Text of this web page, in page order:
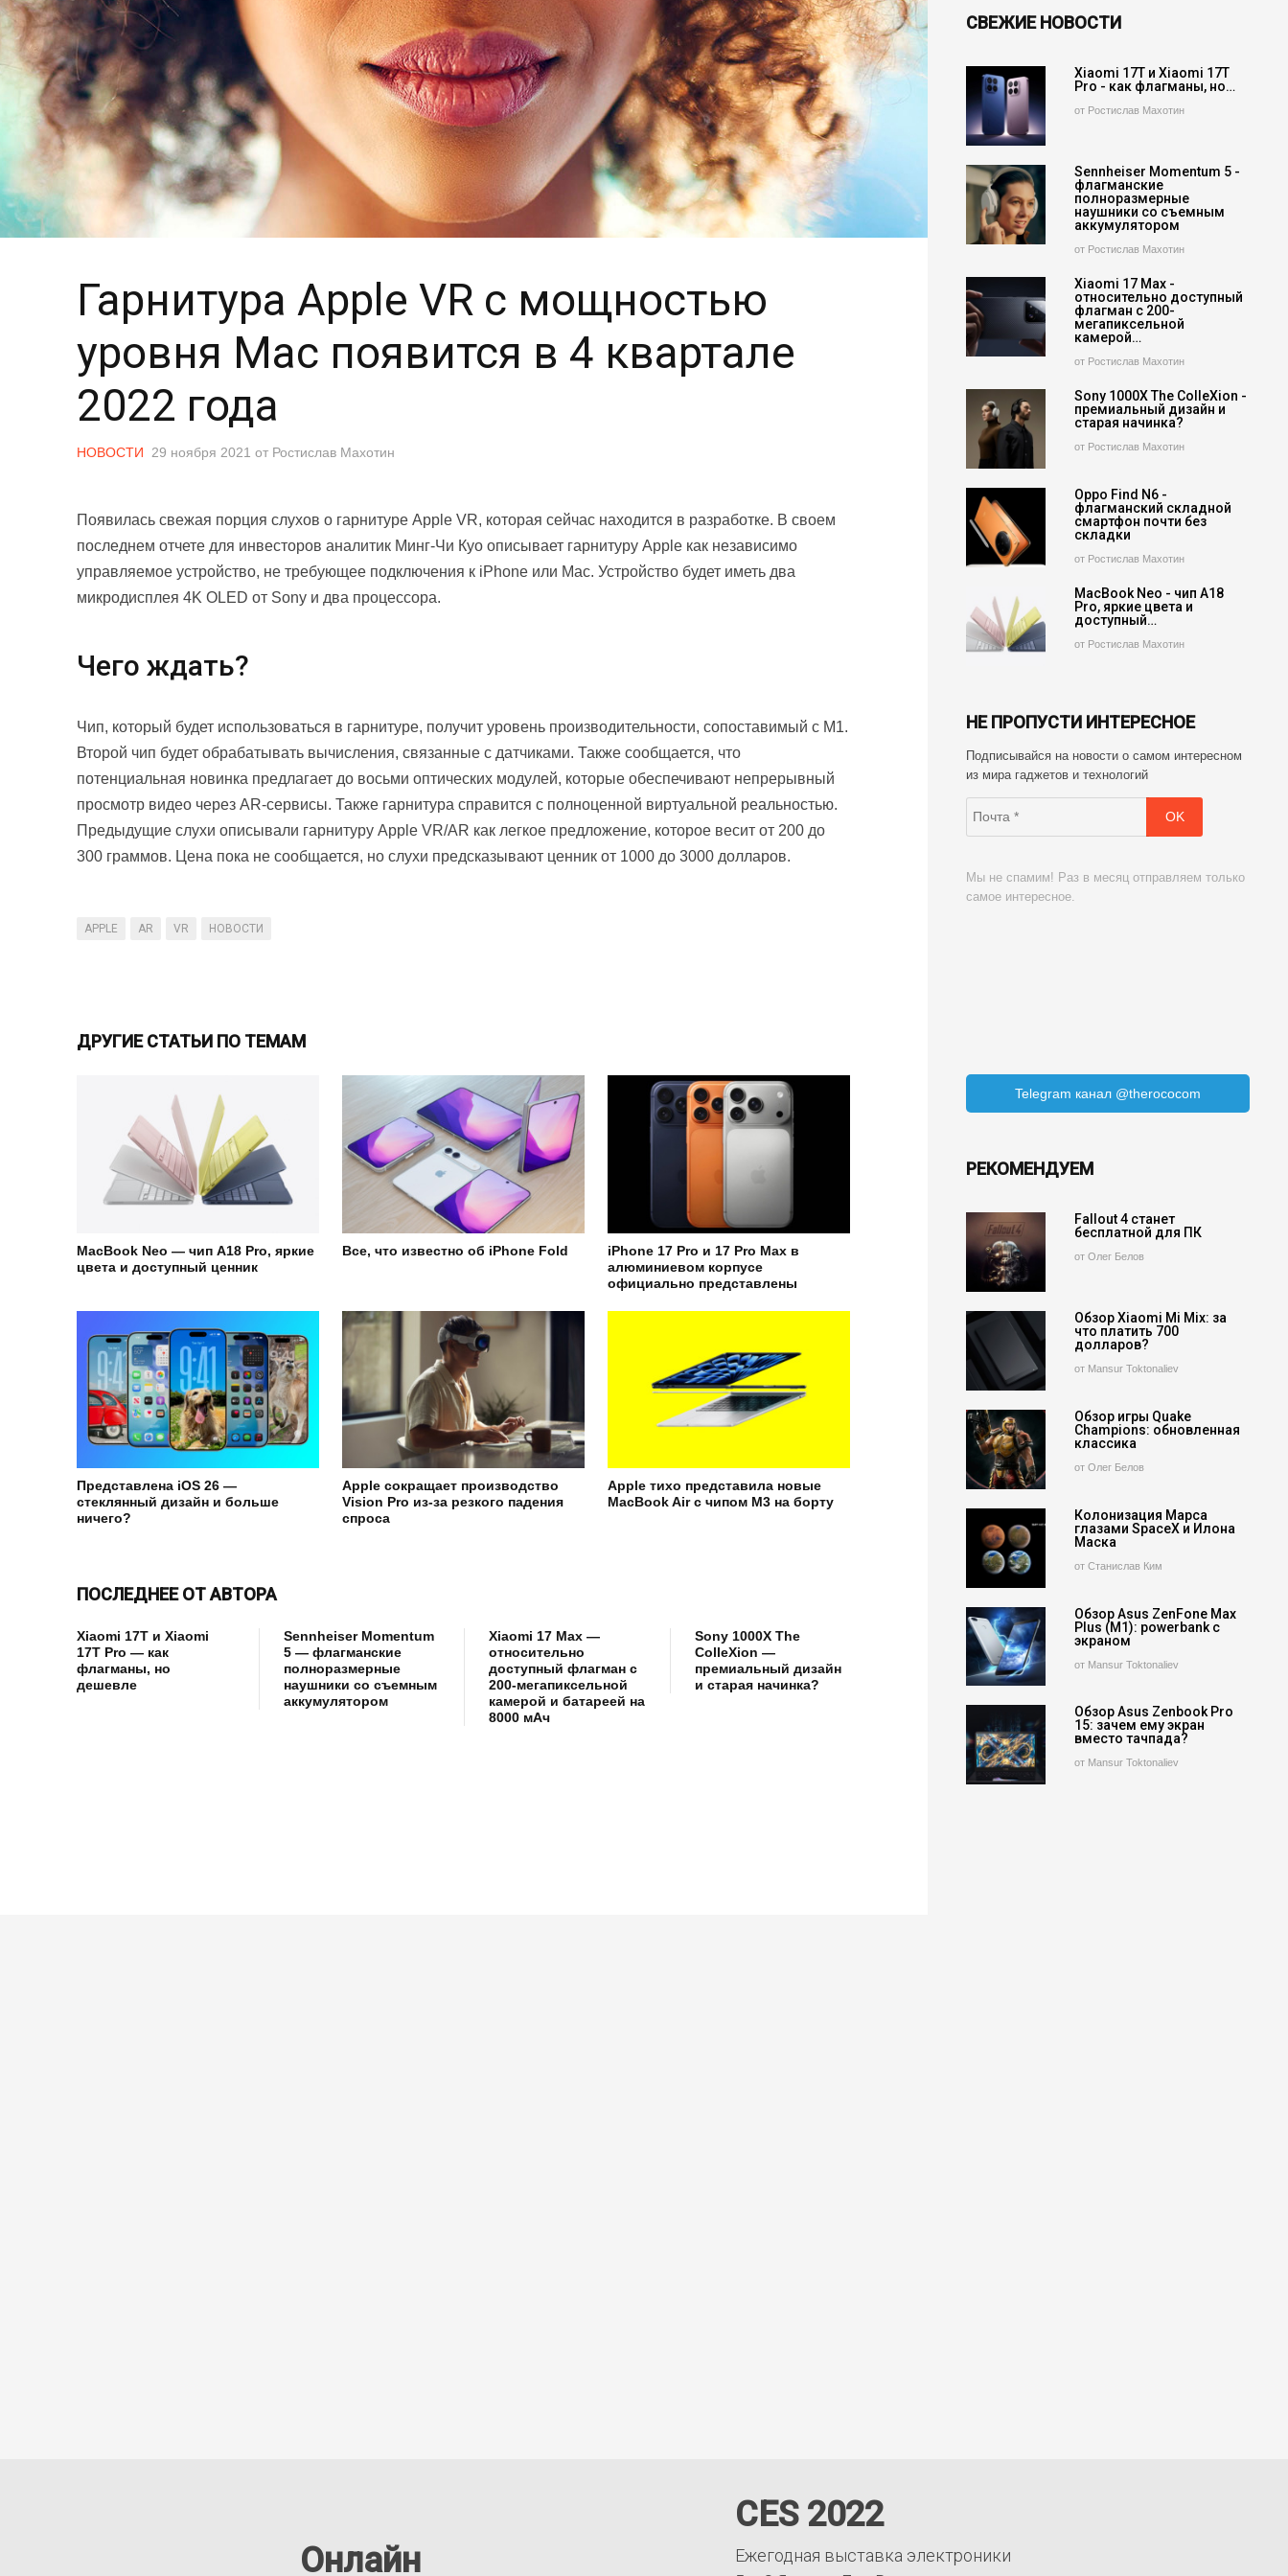
Гарнитура Apple VR с мощностью
уровня Mac появится в 4 квартале
2022 года
НОВОСТИ 29 ноября 2021 от Ростислав Махотин
Появилась свежая порция слухов о гарнитуре Apple VR, которая сейчас находится в разработке. В своем
последнем отчете для инвесторов аналитик Минг-Чи Куо описывает гарнитуру Apple как независимо
управляемое устройство, не требующее подключения к iPhone или Mac. Устройство будет иметь два
микродисплея 4K OLED от Sony и два процессора.
Чего ждать?
Чип, который будет использоваться в гарнитуре, получит уровень производительности, сопоставимый с M1.
Второй чип будет обрабатывать вычисления, связанные с датчиками. Также сообщается, что
потенциальная новинка предлагает до восьми оптических модулей, которые обеспечивают непрерывный
просмотр видео через AR-сервисы. Также гарнитура справится с полноценной виртуальной реальностью.
Предыдущие слухи описывали гарнитуру Apple VR/AR как легкое предложение, которое весит от 200 до
300 граммов. Цена пока не сообщается, но слухи предсказывают ценник от 1000 до 3000 долларов.
APPLE AR VR НОВОСТИ
ДРУГИЕ СТАТЬИ ПО ТЕМАМ
MacBook Neo — чип A18 Pro, яркие
цвета и доступный ценник
Все, что известно об iPhone Fold
iPhone 17 Pro и 17 Pro Max в
алюминиевом корпусе
официально представлены
Представлена iOS 26 —
стеклянный дизайн и больше
ничего?
Apple сокращает производство
Vision Pro из-за резкого падения
спроса
Apple тихо представила новые
MacBook Air с чипом M3 на борту
ПОСЛЕДНЕЕ ОТ АВТОРА
Xiaomi 17T и Xiaomi
17T Pro — как
флагманы, но
дешевле
Sennheiser Momentum
5 — флагманские
полноразмерные
наушники со съемным
аккумулятором
Xiaomi 17 Max —
относительно
доступный флагман с
200-мегапиксельной
камерой и батареей на
8000 мАч
Sony 1000X The
ColleXion —
премиальный дизайн
и старая начинка?
СВЕЖИЕ НОВОСТИ
Xiaomi 17T и Xiaomi 17T
Pro - как флагманы, но…
от Ростислав Махотин
Sennheiser Momentum 5 -
флагманские
полноразмерные
наушники со съемным
аккумулятором
от Ростислав Махотин
Xiaomi 17 Max -
относительно доступный
флагман с 200-
мегапиксельной
камерой…
от Ростислав Махотин
Sony 1000X The ColleXion -
премиальный дизайн и
старая начинка?
от Ростислав Махотин
Oppo Find N6 -
флагманский складной
смартфон почти без
складки
от Ростислав Махотин
MacBook Neo - чип A18
Pro, яркие цвета и
доступный…
от Ростислав Махотин
НЕ ПРОПУСТИ ИНТЕРЕСНОЕ
Подписывайся на новости о самом интересном
из мира гаджетов и технологий
Мы не спамим! Раз в месяц отправляем только
самое интересное.
Telegram канал @therococom
РЕКОМЕНДУЕМ
Fallout 4 станет
бесплатной для ПК
от Олег Белов
Обзор Xiaomi Mi Mix: за
что платить 700
долларов?
от Mansur Toktonaliev
Обзор игры Quake
Champions: обновленная
классика
от Олег Белов
Колонизация Марса
глазами SpaceX и Илона
Маска
от Станислав Ким
Обзор Asus ZenFone Max
Plus (M1): powerbank с
экраном
от Mansur Toktonaliev
Обзор Asus Zenbook Pro
15: зачем ему экран
вместо тачпада?
от Mansur Toktonaliev
Онлайн
CES 2022
Ежегодная выставка электроники